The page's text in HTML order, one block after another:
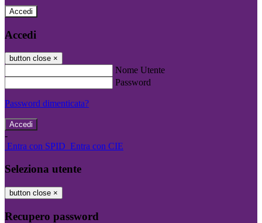
Accedi
Accedi
button close ×
Nome Utente
Password
Password dimenticata?
-
Entra con SPID Entra con CIE
Seleziona utente
button close ×
Recupero password